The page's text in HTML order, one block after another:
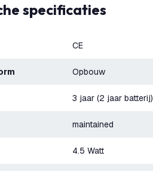
specificaties
CE
Opbouw
3 jaar (2 jaar batterij)
maintained
4.5 Watt